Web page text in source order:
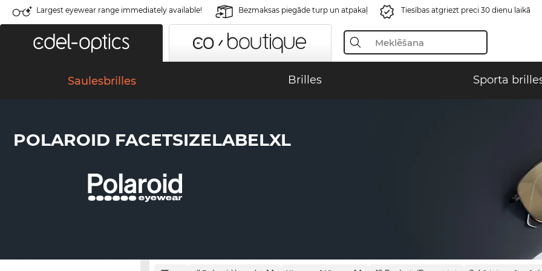
Largest eyewear range immediately available! Bezmaksas piegāde turp un atpakaļ Tiesības atgriezt preci 30 dienu laikā
Saulesbrilles Brilles Sporta
POLAROID FACETSIZELABELXL